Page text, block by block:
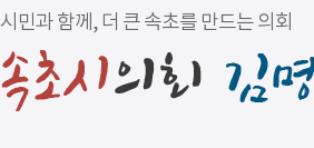
시민과 함께, 더 큰 속초를 만드는 의회